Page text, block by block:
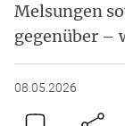
Melsungen
gegenüber –
08.05.2026